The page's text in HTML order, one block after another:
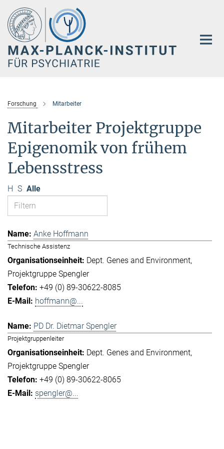
Hauptinhalt
Forschung Mitarbeiter
Mitarbeiter Projektgruppe
Epigenomik von frühem
Lebensstress
H S Alle
Anke Hoffmann
Technische Assistenz
Dept. Genes and Environment
Projektgruppe Spengler
+49 (0) 89-30622-8085
hoffmann@...
PD Dr. Dietmar Spengler
Projektgruppenleiter
Dept. Genes and Environment
Projektgruppe Spengler
+49 (0) 89-30622-8065
spengler@...